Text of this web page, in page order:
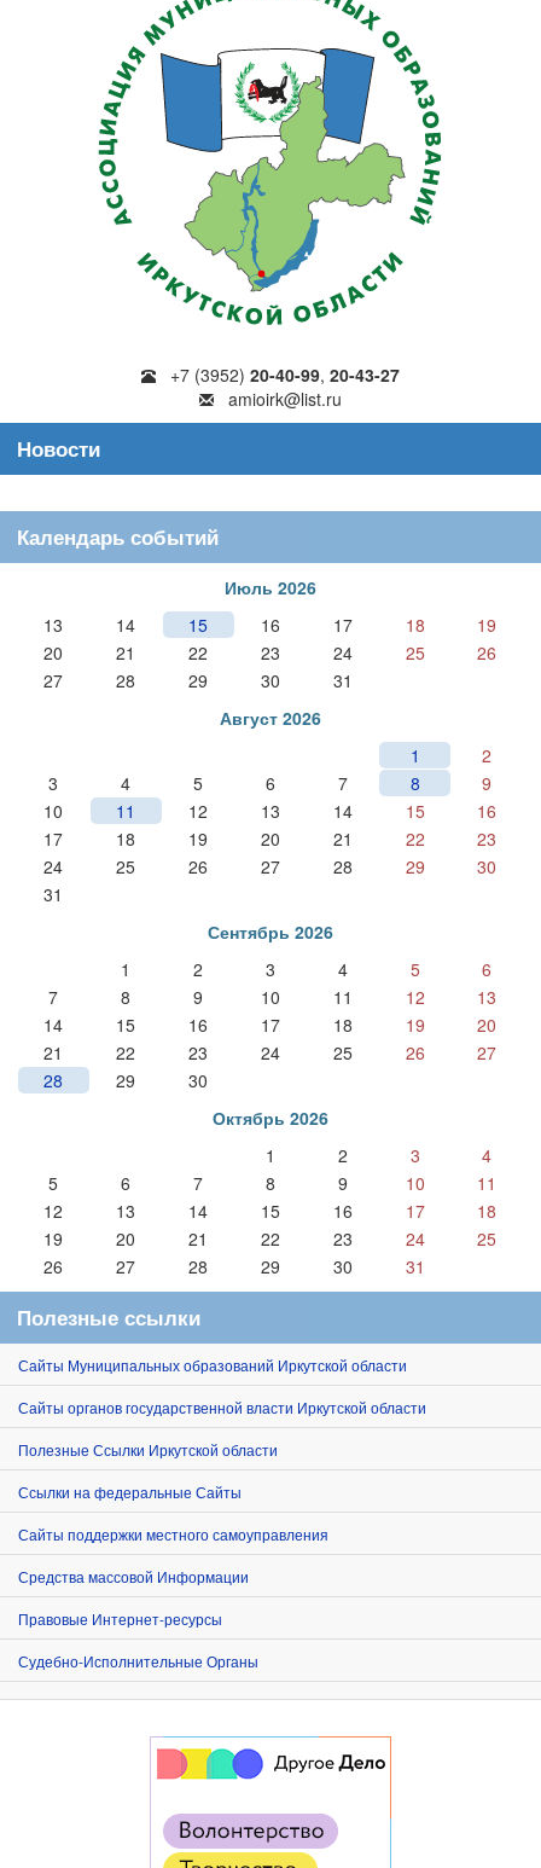
+7 (3952) 20-40-99, 20-43-27
amioirk@list.ru
Новости
Календарь событий
Июль 2026
13
14 15 16 17 18
19
20
21 22 23 24 25
26
27
28 29 30
31
Август 2026
1
2
3
4 5 6 7 8
9
10
11 12 13 14 15
16
17
18 19 20 21 22
23
24
25 26 27 28 29
30
31
Сентябрь 2026
1
2 3 4 5
6
7
8 9 10 11 12
13
14
15 16 17 18 19
20
21
22 23 24 25 26
27
28
29
30
Октябрь 2026
1
2 3
4
5
6 7 8 9 10
11
12
13 14 15 16 17
18
19
20 21 22 23 24
25
26
27 28 29 30 31
Полезные ссылки
Сайты Муниципальных образований Иркутской области
Сайты органов государственной власти Иркутской области
Полезные Ссылки Иркутской области
Ссылки на федеральные Сайты
Сайты поддержки местного самоуправления
Средства массовой Информации
Правовые Интернет-ресурсы
Судебно-Исполнительные Органы